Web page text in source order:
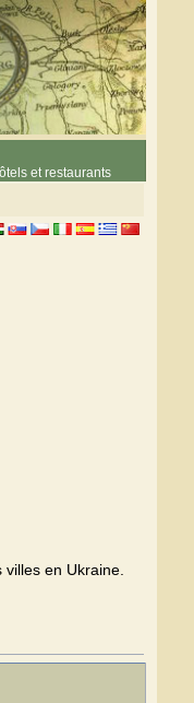
et restaurants
en Ukraine.